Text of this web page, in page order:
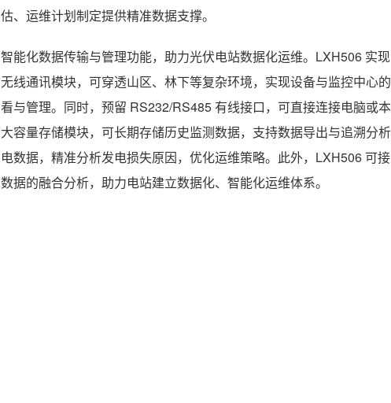
估、运维计划制定提供精准数据支撑。
智能化数据传输与管理功能，助力光伏电站数据化运维。LXH506 实
无线通讯模块，可穿透山区、林下等复杂环境，实现设备与监控中心
看与管理。同时，预留 RS232/RS485 有线接口，可直接连接电脑或
大容量存储模块，可长期存储历史监测数据，支持数据导出与追溯分
电数据，精准分析发电损失原因，优化运维策略。此外，LXH506 可
数据的融合分析，助力电站建立数据化、智能化运维体系。